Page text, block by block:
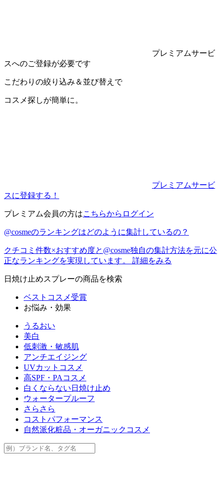
プレミアムサービ
スへのご登録が必要です
こだわりの絞り込み＆並び替えで
コスメ探しが簡単に。
プレミアムサービ
スに登録する！
プレミアム会員の方はこちらからログイン
@cosmeのランキングはどのように集計しているの？
クチコミ件数×おすすめ度と@cosme独自の集計方法を元に公
正なランキングを実現しています。 詳細をみる
日焼け止めスプレーの商品を検索
ベストコスメ受賞
お悩み・効果
うるおい
美白
低刺激・敏感肌
アンチエイジング
UVカットコスメ
高SPF・PAコスメ
白くならない日焼け止め
ウォータープルーフ
さらさら
コストパフォーマンス
自然派化粧品・オーガニックコスメ